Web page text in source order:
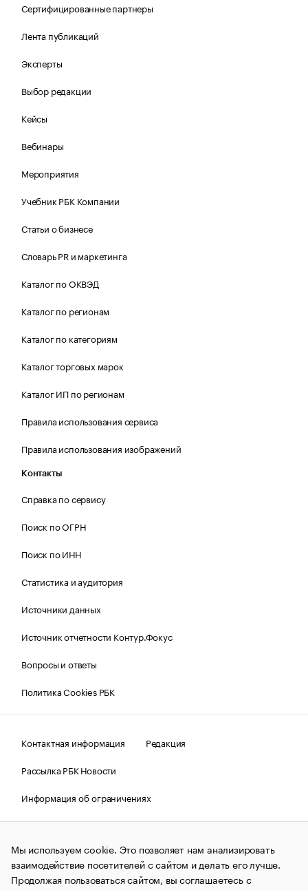
Сертифицированные партнеры
Лента публикаций
Эксперты
Выбор редакции
Кейсы
Вебинары
Мероприятия
Учебник РБК Компании
Статьи о бизнесе
Словарь PR и маркетинга
Каталог по ОКВЭД
Каталог по регионам
Каталог по категориям
Каталог торговых марок
Каталог ИП по регионам
Правила использования сервиса
Правила использования изображений
Контакты
Справка по сервису
Поиск по ОГРН
Поиск по ИНН
Статистика и аудитория
Источники данных
Источник отчетности Контур.Фокус
Вопросы и ответы
Политика Cookies РБК
Контактная информация
Редакция
Рассылка РБК Новости
Информация об ограничениях
Правовая информация
О соблюдении авторских прав
© АО «РОСБИЗНЕСКОНСАЛТИНГ»,1995–2026.Сообщения
и материалы информационного агентства «РБК»
(зарегистрировано Федеральной службой по надзору в сфере
связи, информационных технологий и массовых
Мы используем cookie. Это позволяет нам анализировать
взаимодействие посетителей с сайтом и делать его лучше.
Продолжая пользоваться сайтом, вы соглашаетесь с